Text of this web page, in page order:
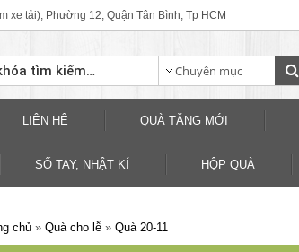
xe tải), Phường 12, Quận Tân Bình, Tp HCM
LIÊN HỆ QUÀ TẶNG MỚI
SỐ TAY, NHẬT KÍ HỘP QUÀ
chủ» Quà cho lễ» Quà 20-11